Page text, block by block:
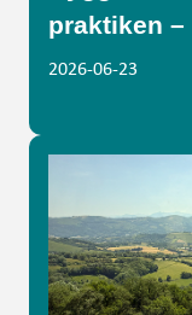
praktiken
2026-06-23